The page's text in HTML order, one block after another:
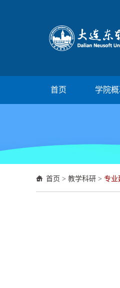
首页 学院
首页 > 教学科研 > 专业